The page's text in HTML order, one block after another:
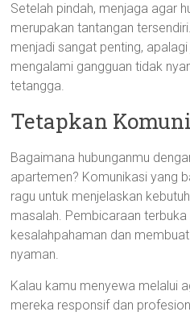
Setelah pindah, menjaga agar
merupakan tantangan tersendiri.
menjadi sangat penting,
mengalami gangguan tidak
tetangga.
Tetapkan
Bagaimana hubunganmu
apartemen? Komunikasi yang
ragu untuk menjelaskan
masalah. Pembicaraan
kesalahpahaman dan
nyaman.
Kalau kamu menyewa melalui
mereka responsif dan